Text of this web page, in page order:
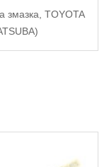
змазка, TOYOTA